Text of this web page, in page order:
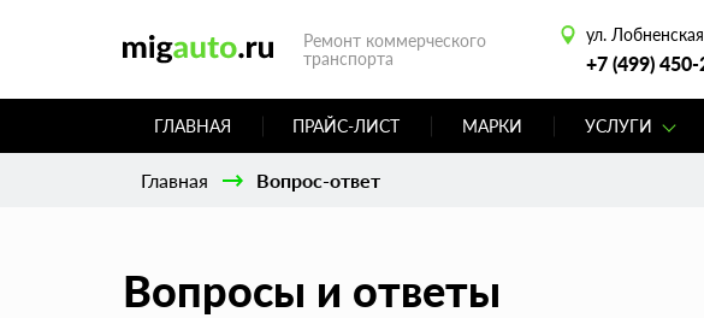
Ремонт коммерческого
транспорта
ул.
+7 (499)
ГЛАВНАЯ ПРАЙС-ЛИСТ МАРКИ УСЛУГИ
Главная Вопрос-ответ
Вопросы и ответы